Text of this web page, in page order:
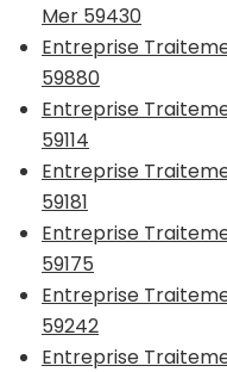
Mer 59430
Entreprise
59880
Entreprise
59114
Entreprise
59181
Entreprise
59175
Entreprise
59242
Entreprise